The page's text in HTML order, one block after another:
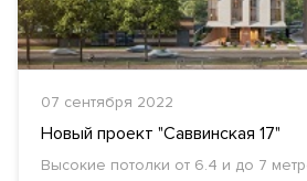
07 сентября 2022
Новый проект "Саввинская 17"
Высокие потолки от 6.4 и до 7